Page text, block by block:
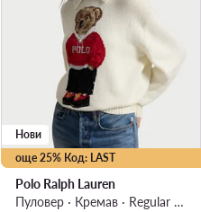
още 25% Код: LAST
Нови
Polo Ralph Lauren
Пуловер · Кремав · Regular Fit